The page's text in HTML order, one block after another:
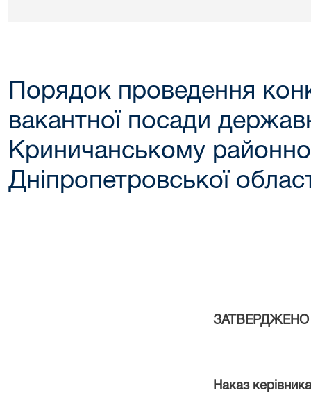
Порядок проведення
вакантної посади
Криничанському
Дніпропетровської
ЗАТВЕРДЖЕНО
Наказ